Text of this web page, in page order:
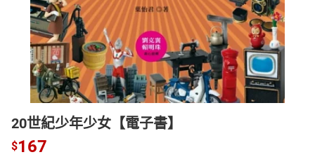
HOT
20世紀少年少女【電子書】
$167